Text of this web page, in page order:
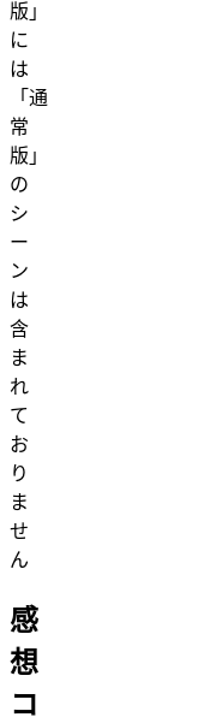
版」
に
は
「通
常
版」
の
シ
ー
ン
は
含
ま
れ
て
お
り
ま
せ
ん
感
想
コ